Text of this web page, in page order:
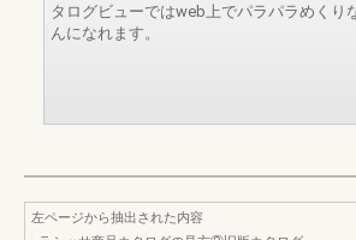
タログビューではweb上でパラパラめくり
んになれます。
左ページから抽出された内容